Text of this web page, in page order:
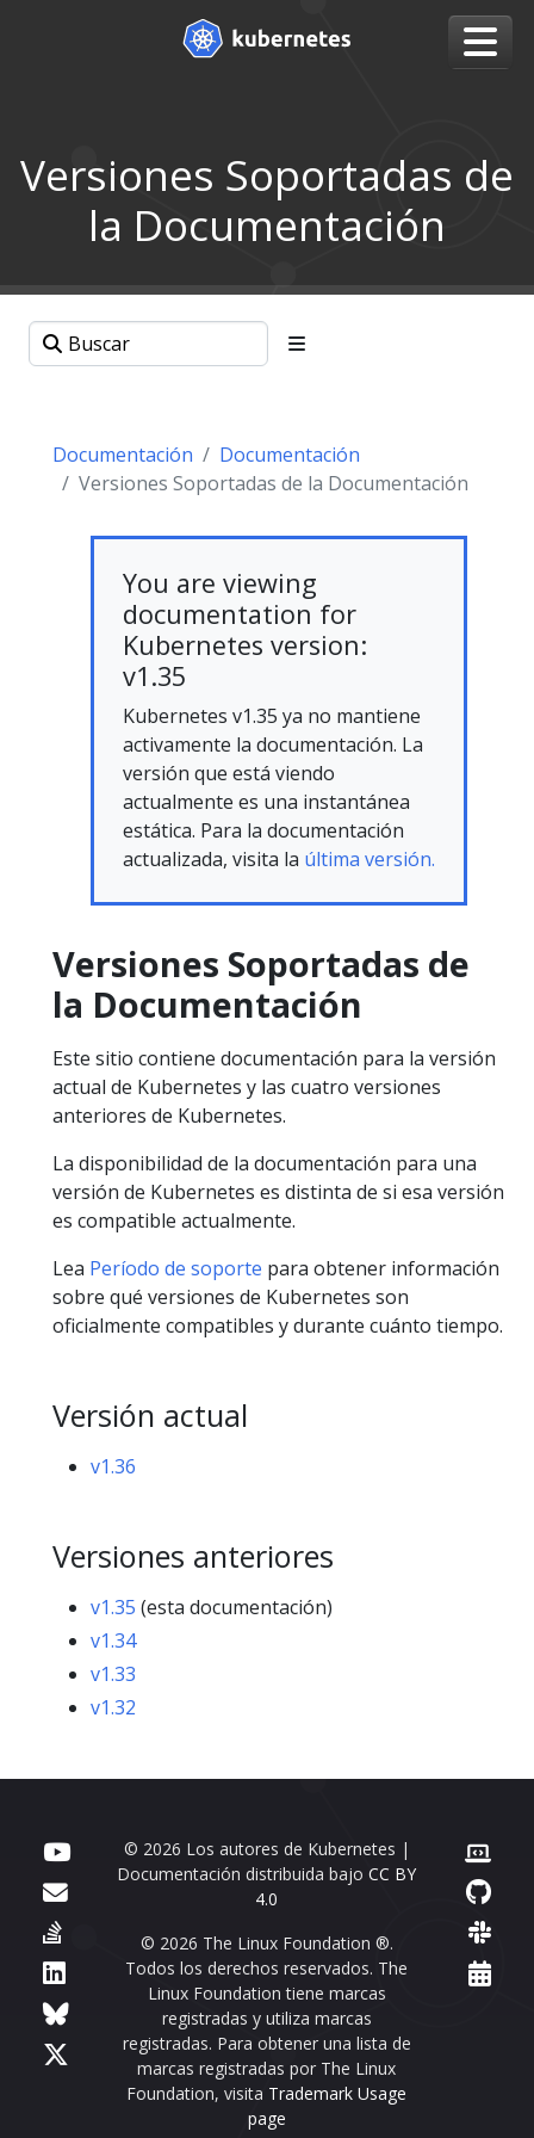
Versiones Soportadas de
la Documentación
Documentación
Documentación
Versiones Soportadas de la Documentación
You are viewing
documentation for
Kubernetes version:
v1.35
Kubernetes v1.35 ya no mantiene
activamente la documentación. La
versión que está viendo
actualmente es una instantánea
estática. Para la documentación
actualizada, visita la última versión.
Versiones Soportadas de
la Documentación
Este sitio contiene documentación para la versión
actual de Kubernetes y las cuatro versiones
anteriores de Kubernetes.
La disponibilidad de la documentación para una
versión de Kubernetes es distinta de si esa versión
es compatible actualmente.
Lea Período de soporte para obtener información
sobre qué versiones de Kubernetes son
oficialmente compatibles y durante cuánto tiempo.
Versión actual
v1.36
Versiones anteriores
v1.35 (esta documentación)
v1.34
v1.33
v1.32
© 2026 Los autores de Kubernetes |
Documentación distribuida bajoCC BY
4.0
© 2026 The Linux Foundation ®.
Todos los derechos reservados. The
Linux Foundation tiene marcas
registradas y utiliza marcas
registradas. Para obtener una lista de
marcas registradas por The Linux
Foundation, visita Trademark Usage
page